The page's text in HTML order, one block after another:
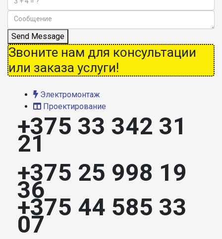
Send Message
Звоните нам для консультации
или заказа услуги!
Электромонтаж
Проектирование
+375 33 342 31
21
+375 25 998 19
36
+375 44 585 33
07